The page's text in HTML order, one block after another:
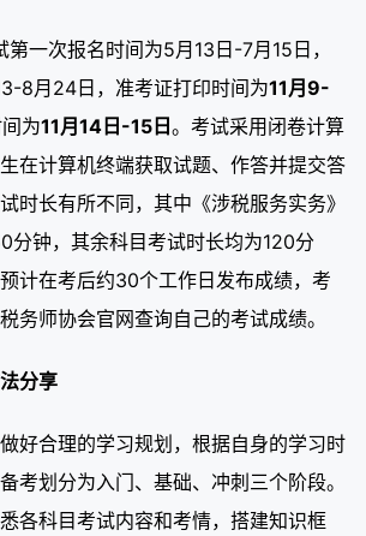
一次报名时间为5月13日-7月15日，
8月24日，准考证打印时间为11月9-
为11月14日-15日。考试采用闭卷计算
在计算机终端获取试题、作答并提交答
时长有所不同，其中《涉税服务实务》
分钟，其余科目考试时长均为120分
计在考后约30个工作日发布成绩，考
务师协会官网查询自己的考试成绩。
分享
好合理的学习规划，根据自身的学习时
考划分为入门、基础、冲刺三个阶段。
各科目考试内容和考情，搭建知识框